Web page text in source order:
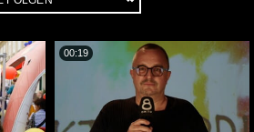
00:19